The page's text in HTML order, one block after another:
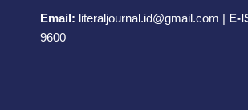
Email: literaljournal.id@gmail.com | E-
9600